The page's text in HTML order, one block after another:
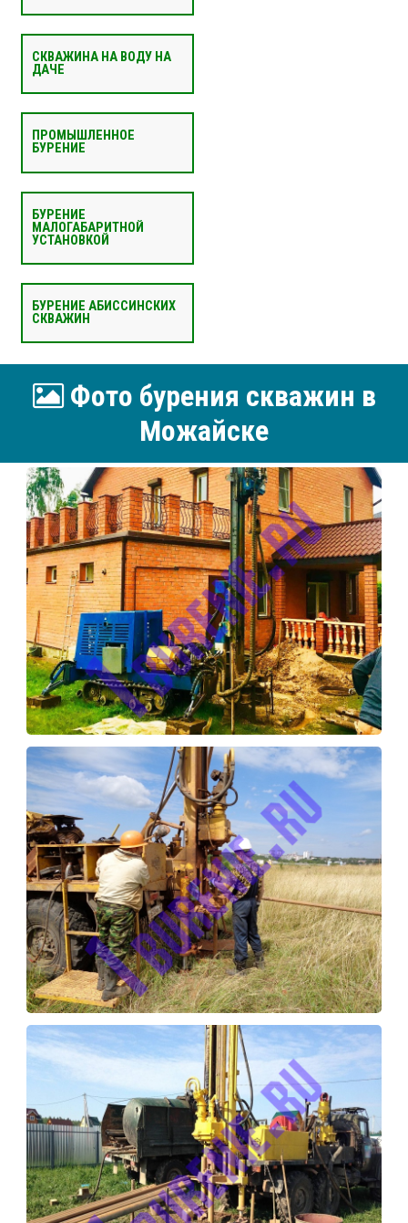
СКВАЖИНА НА ВОДУ НА
ДАЧЕ
ПРОМЫШЛЕННОЕ
БУРЕНИЕ
БУРЕНИЕ
МАЛОГАБАРИТНОЙ
УСТАНОВКОЙ
БУРЕНИЕ АБИССИНСКИХ
СКВАЖИН
Фото бурения скважин в
Можайске